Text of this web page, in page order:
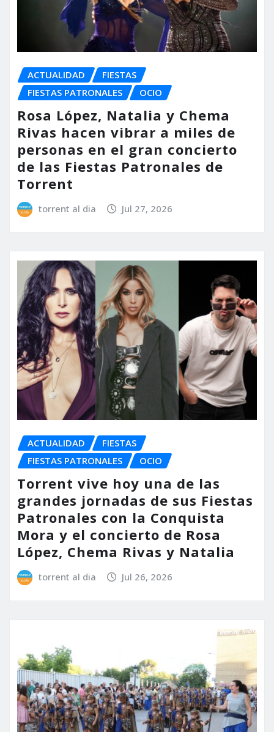
ACTUALIDAD
FIESTAS
FIESTAS PATRONALES
OCIO
Rosa López, Natalia y Chema
Rivas hacen vibrar a miles de
personas en el gran concierto
de las Fiestas Patronales de
Torrent
torrent al dia Jul 27, 2026
ACTUALIDAD
FIESTAS
FIESTAS PATRONALES
OCIO
Torrent vive hoy una de las
grandes jornadas de sus Fiestas
Patronales con la Conquista
Mora y el concierto de Rosa
López, Chema Rivas y Natalia
torrent al dia Jul 26, 2026